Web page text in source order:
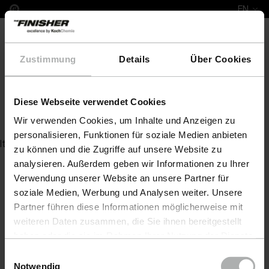
Zustimmung Details Über Cookies
Diese Webseite verwendet Cookies
Wir verwenden Cookies, um Inhalte und Anzeigen zu
personalisieren, Funktionen für soziale Medien anbieten
zu können und die Zugriffe auf unsere Website zu
analysieren. Außerdem geben wir Informationen zu Ihrer
Verwendung unserer Website an unsere Partner für
soziale Medien, Werbung und Analysen weiter. Unsere
Partner führen diese Informationen möglicherweise mit
weiteren Daten zusammen, die Sie ihnen bereitgestellt
Einstellungen zu den Cookies finden Sie unter
Notwendig
EN
Allround Window Cleaner 1 L
Item not found